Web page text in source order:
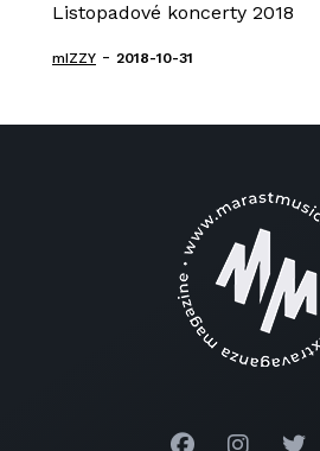
Listopadové koncerty 2018
mIZZY - 2018-10-31